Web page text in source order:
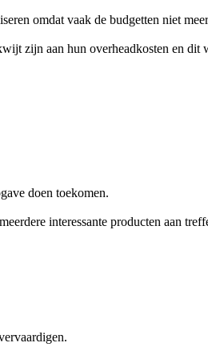
omdat vaak de budgetten niet
zijn aan hun overheadkosten en
doen toekomen.
interessante producten aan